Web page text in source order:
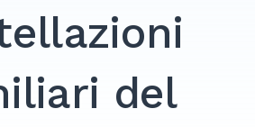
del